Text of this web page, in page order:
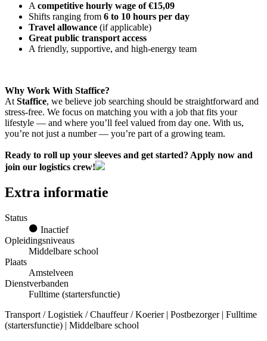
A competitive hourly wage of €15,09
Shifts ranging from 6 to 10 hours per day
Travel allowance (if applicable)
Great public transport access
A friendly, supportive, and high-energy team
Why Work With Staffice?
At Staffice, we believe job searching should be straightforward and
stress-free. We focus on matching you with a job that fits your
lifestyle — and where you’ll feel valued from day one. With us,
you’re not just a number — you’re part of a growing team.
Ready to roll up your sleeves and get started? Apply now and
join our logistics crew!
Extra informatie
Status
Inactief
Opleidingsniveaus
Middelbare school
Plaats
Amstelveen
Dienstverbanden
Fulltime (startersfunctie)
Transport / Logistiek / Chauffeur / Koerier | Postbezorger | Fulltime
(startersfunctie) | Middelbare school